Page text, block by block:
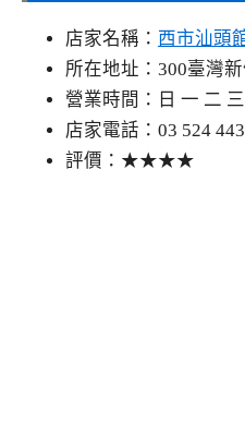
店家名稱： 西市汕頭
所在地址：300臺灣
營業時間：日 一 二
店家電話：03 524
評價：★★★★